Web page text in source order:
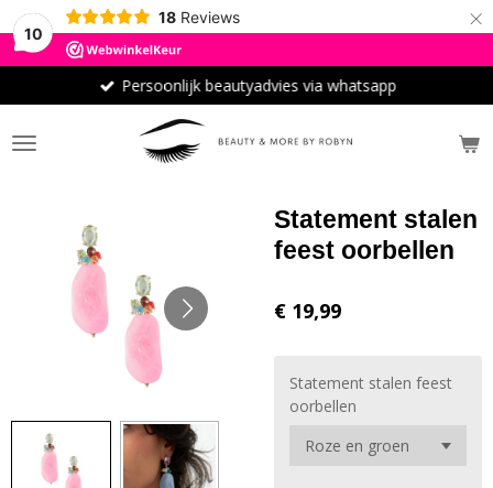
10
18 Reviews ×
Persoonlijk beautyadvies via whatsapp
Statement stalen
feest oorbellen
€ 19,99
Statement stalen feest
oorbellen